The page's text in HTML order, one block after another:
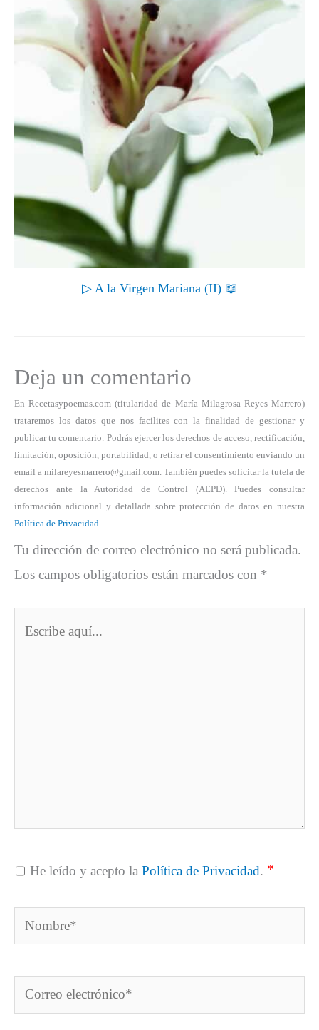
▷ A la Virgen Mariana (II) 📖
Deja un comentario
En Recetasypoemas.com (titularidad de María Milagrosa Reyes Marrero)
trataremos los datos que nos facilites con la finalidad de gestionar y
publicar tu comentario. Podrás ejercer los derechos de acceso, rectificación,
limitación, oposición, portabilidad, o retirar el consentimiento enviando un
email a milareyesmarrero@gmail.com. También puedes solicitar la tutela de
derechos ante la Autoridad de Control (AEPD). Puedes consultar
información adicional y detallada sobre protección de datos en nuestra
Política de Privacidad
Tu dirección de correo electrónico no será publicada.
Los campos obligatorios están marcados con *
He leído y acepto la Política de Privacidad. *
Nombre*
Correo
electrónico*